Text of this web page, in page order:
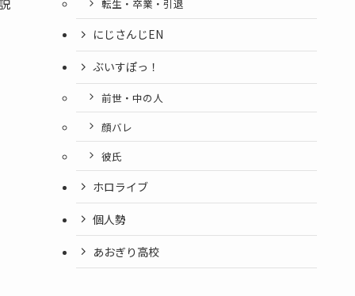
転生・卒業・引退
にじさんじEN
ぶいすぽっ！
前世・中の人
顔バレ
彼氏
ホロライブ
個人勢
あおぎり高校